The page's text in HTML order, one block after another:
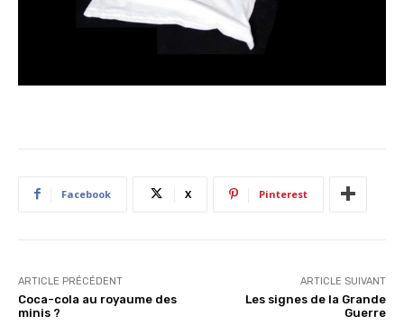
Facebook X Pinterest
ARTICLE PRÉCÉDENT
Coca-cola au royaume des
minis ?
ARTICLE SUIVANT
Les signes de la Grande
Guerre